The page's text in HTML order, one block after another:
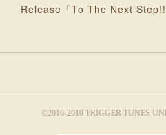
Release「To The Next
©2016-2019 TRIGGER TUNES